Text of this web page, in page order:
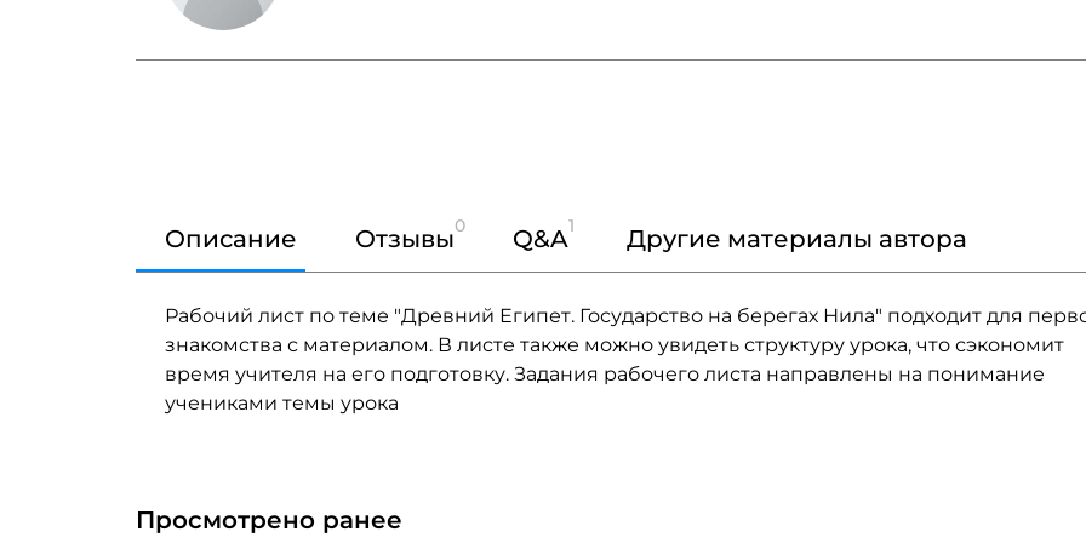
Описание Отзывы0 Q&A1 Другие материалы автора
Рабочий лист по теме "Древний Египет. Государство на берегах Нила" подходит для
знакомства с материалом. В листе также можно увидеть структуру урока, что сэкономит
время учителя на его подготовку. Задания рабочего листа направлены на понимание
учениками темы урока
Просмотрено ранее